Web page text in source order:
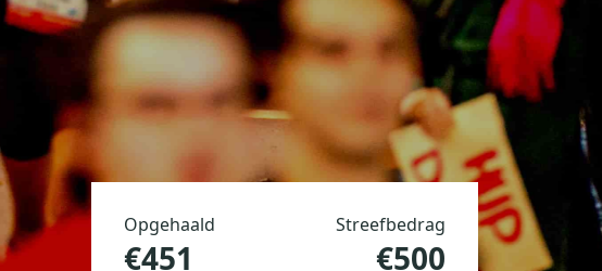
Opgehaald
€451
Streefbedrag
€500